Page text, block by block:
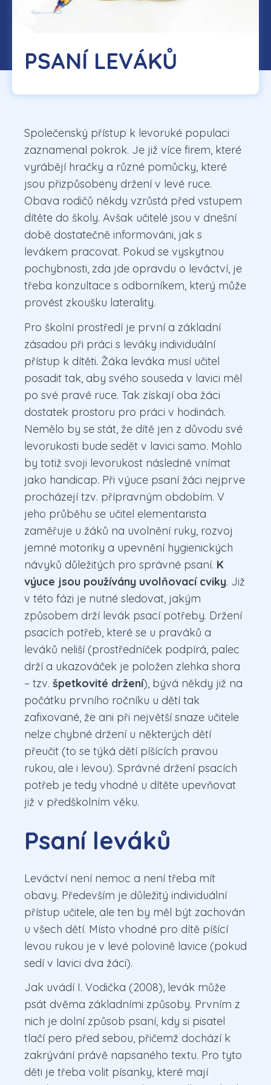
PSANÍ LEVÁKŮ
Společenský přístup k levoruké populaci
zaznamenal pokrok. Je již více firem, které
vyrábějí hračky a různé pomůcky, které
jsou přizpůsobeny držení v levé ruce.
Obava rodičů někdy vzrůstá před vstupem
dítěte do školy. Avšak učitelé jsou v dnešní
době dostatečně informováni, jak s
levákem pracovat. Pokud se vyskytnou
pochybnosti, zda jde opravdu o leváctví, je
třeba konzultace s odborníkem, který může
provést zkoušku laterality.
Pro školní prostředí je první a základní
zásadou při práci s leváky individuální
přístup k dítěti. Žáka leváka musí učitel
posadit tak, aby svého souseda v lavici měl
po své pravé ruce. Tak získají oba žáci
dostatek prostoru pro práci v hodinách.
Nemělo by se stát, že dítě jen z důvodu své
levorukosti bude sedět v lavici samo. Mohlo
by totiž svoji levorukost následně vnímat
jako handicap. Při výuce psaní žáci nejprve
procházejí tzv. přípravným obdobím. V
jeho průběhu se učitel elementarista
zaměřuje u žáků na uvolnění ruky, rozvoj
jemné motoriky a upevnění hygienických
návyků důležitých pro správné psaní. K
výuce jsou používány uvolňovací cviky. Již
v této fázi je nutné sledovat, jakým
způsobem drží levák psací potřeby. Držení
psacích potřeb, které se u praváků a
leváků neliší (prostředníček podpírá, palec
drží a ukazováček je položen zlehka shora
– tzv. špetkovité držení), bývá někdy již na
počátku prvního ročníku u dětí tak
zafixované, že ani při největší snaze učitele
nelze chybné držení u některých dětí
přeučit (to se týká dětí píšících pravou
rukou, ale i levou). Správné držení psacích
potřeb je tedy vhodné u dítěte upevňovat
již v předškolním věku.
Psaní leváků
Leváctví není nemoc a není třeba mít
obavy. Především je důležitý individuální
přístup učitele, ale ten by měl být zachován
u všech dětí. Místo vhodné pro dítě píšící
levou rukou je v levé polovině lavice (pokud
sedí v lavici dva žáci).
Jak uvádí I. Vodička (2008), levák může
psát dvěma základními způsoby. Prvním z
nich je dolní způsob psaní, kdy si pisatel
tlačí pero před sebou, přičemž dochází k
zakrývání právě napsaného textu. Pro tyto
děti je třeba volit písanky, které mají